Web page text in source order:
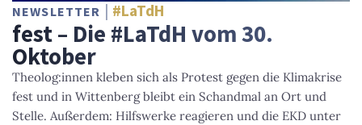
NEWSLETTER #LaTdH
fest – Die #LaTdH vom 30.
Oktober
Theolog:innen kleben sich als Protest gegen die Klimakrise
fest und in Wittenberg bleibt ein Schandmal an Ort und
Stelle. Außerdem: Hilfswerke reagieren und die EKD unter